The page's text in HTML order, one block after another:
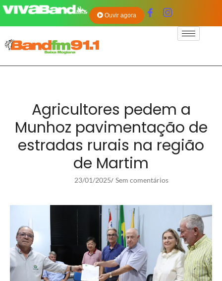
Ouvir agora
Agricultores pedem a
Munhoz pavimentação de
estradas rurais na região
de Martim
23/01/2025/ Sem comentários